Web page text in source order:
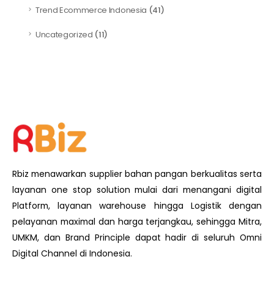
Trend Ecommerce Indonesia (41)
Uncategorized (11)
Rbiz menawarkan supplier bahan pangan berkualitas serta
layanan one stop solution mulai dari menangani digital
Platform, layanan warehouse hingga Logistik dengan
pelayanan maximal dan harga terjangkau, sehingga Mitra,
UMKM, dan Brand Principle dapat hadir di seluruh Omni
Digital Channel di Indonesia.